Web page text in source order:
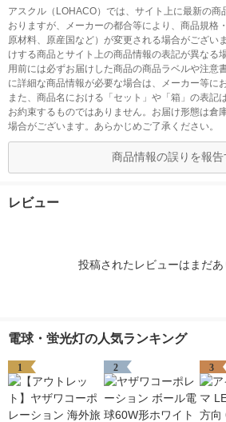
アスクル（LOHACO）では、サイト上に最新の商
おりますが、メーカーの都合等により、商品規格
原材料、原産国など）が変更される場合がござい
けする商品とサイト上の商品情報の表記が異なる
用前には必ずお届けした商品の商品ラベルや注意
に詳細な商品情報が必要な場合は、メーカー等に
また、商品名における「セット」や「箱」の表記
お約束するものではありません。お届け形態は倉
場合がございます。あらかじめご了承ください。
商品情報の誤りを報告
レビュー
投稿されたレビューはまだあ
電球・蛍光灯の人気ランキング
1 2 3